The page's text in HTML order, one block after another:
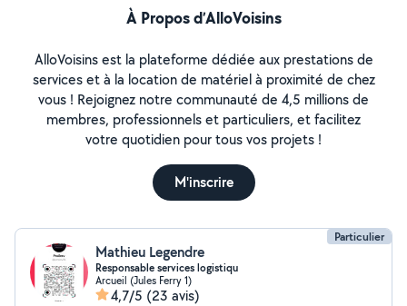
À Propos d’AlloVoisins
AlloVoisins est la plateforme dédiée aux prestations de
services et à la location de matériel à proximité de chez
vous ! Rejoignez notre communauté de 4,5 millions de
membres, professionnels et particuliers, et facilitez
votre quotidien pour tous vos projets !
M'inscrire
Particulier
Mathieu Legendre
Responsable services logistiqu
Arcueil (Jules Ferry 1)
4,7/5 (23 avis)